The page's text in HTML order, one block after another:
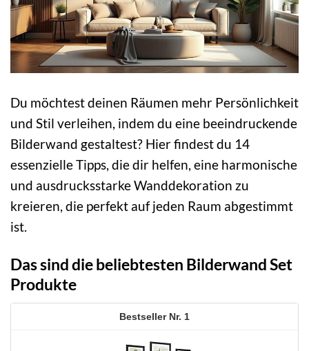
Du möchtest deinen Räumen mehr Persönlichkeit
und Stil verleihen, indem du eine beeindruckende
Bilderwand gestaltest? Hier findest du 14
essenzielle Tipps, die dir helfen, eine harmonische
und ausdrucksstarke Wanddekoration zu
kreieren, die perfekt auf jeden Raum abgestimmt
ist.
Das sind die beliebtesten Bilderwand Set
Produkte
1